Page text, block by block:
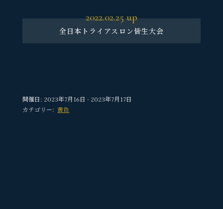
2022.02.25up
全日本トライアスロン皆生大会
開催日: 2023年7月16日 - 2023年7月17日
カテゴリー: 黄色